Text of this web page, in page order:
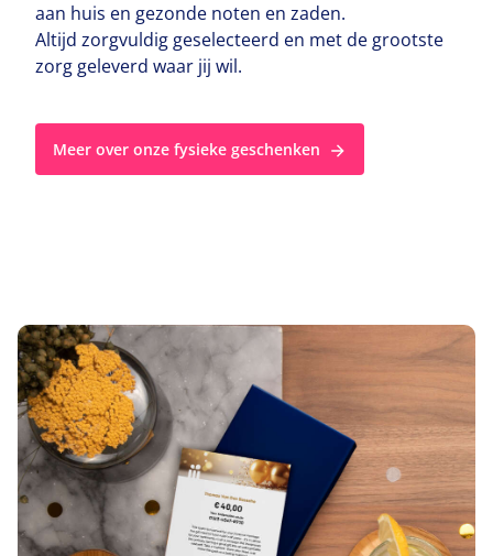
aan huis en gezonde noten en zaden.
Altijd zorgvuldig geselecteerd en met de grootste
zorg geleverd waar jij wil.
Meer over onze fysieke geschenken